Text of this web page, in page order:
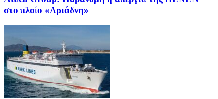
στο πλοίο «Αριάδνη»